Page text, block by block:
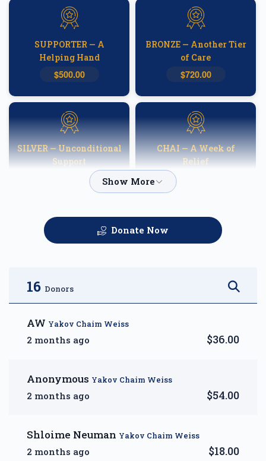
SUPPORTER — A
Helping Hand
$500.00
BRONZE — Another Tier
of Care
$720.00
SILVER — Unconditional
Support
CHAI — A Week of
Relief
$1,800.00
$5,000.00
Donate Now
16 Donors
AW Yakov Chaim Weiss
2 months ago $36.00
Anonymous Yakov Chaim Weiss
2 months ago $54.00
Shloime Neuman Yakov Chaim Weiss
2 months ago $18.00